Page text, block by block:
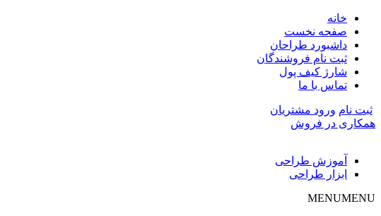
خانه
صفحه نخست
داشبورد طراحان
ثبت نام فروشندگان
شارژ کیف پول
تماس با ما
ثبت نام ورود مشتریان
همکاری در فروش
آموزش طراحی
ابزار طراحی
MENUMENU